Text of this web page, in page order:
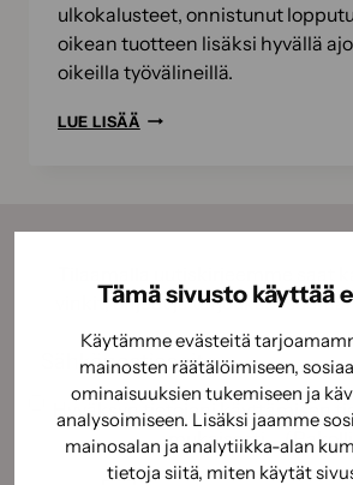
Tämä sivusto käyttää
Käytämme evästeitä
mainosten räätälöimiseen,
ominaisuuksien tukemiseen ja
analysoimiseen. Lisäksi jaamme
mainosalan ja analytiikka-alan
tietoja siitä, miten käytät
ulkokalusteet, onnistunut
oikean tuotteen lisäksi hyvällä
oikeilla työvälineillä.
LUE LISÄÄ KESÄN
ONNISTUT
PUHDISTUKSISSA
vinkit, ohjeet ja tarjoukset
Sähköposti
(Pakollinen)
Suostumus (Pakollinen)
Hyväksyn tietojeni käyttämisen
mukaisesti.